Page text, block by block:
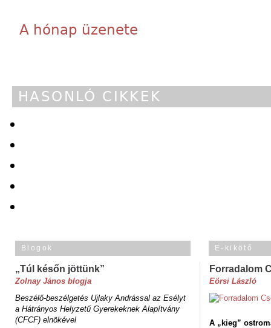
A hónap üzenete
HASONLÓ CIKKEK
Blogok
„Túl későn jöttünk”
Zolnay János blogja
Beszélő-beszélgetés Ujlaky Andrással az Esélyt
a Hátrányos Helyzetű Gyerekeknek Alapítvány
(CFCF) elnökével
E-kikötő
Forradalom
Eörsi László
A „kieg”